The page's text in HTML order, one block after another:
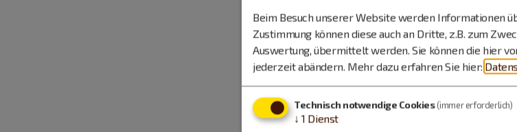
Beim Besuch unserer Website werden Informationen
Zustimmung können diese auch an Dritte, z.B. zum
Auswertung, übermittelt werden. Sie können die hier
jederzeit abändern. Mehr dazu erfahren Sie hier:
Technisch notwendige Cookies (immer erforderlich)
↓ 1 Dienst